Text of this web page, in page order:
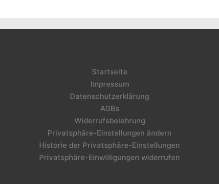
Startseite
Impressum
Datenschutzerklärung
AGBs
Widerrufsbelehrung
Privatsphäre-Einstellungen ändern
Historie der Privatsphäre-Einstellungen
Privatsphäre-Einwilligungen widerrufen